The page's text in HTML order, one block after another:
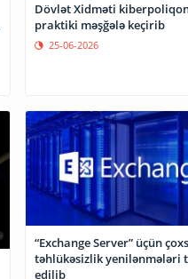
Dövlət Xidməti
praktiki məşğələ keçirib
25-06-2026
“Exchange Server” üçün
təhlükəsizlik yenilənmələri
edilib